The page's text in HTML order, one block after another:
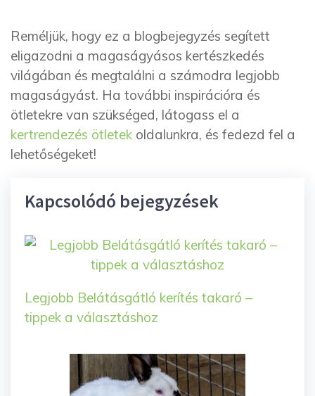
Reméljük, hogy ez a blogbejegyzés segített
eligazodni a magaságyásos kertészkedés
világában és megtalálni a számodra legjobb
magaságyást. Ha további inspirációra és
ötletekre van szükséged, látogass el a
kertrendezés ötletek oldalunkra, és fedezd fel a
lehetőségeket!
Kapcsolódó bejegyzések
Legjobb Belátásgátló kerítés takaró –
tippek a választáshoz